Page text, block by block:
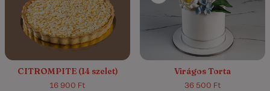
5.0/5 (1)
CITROMPITE (14 szelet)
16 900 Ft
Virágos Torta
36 500 Ft